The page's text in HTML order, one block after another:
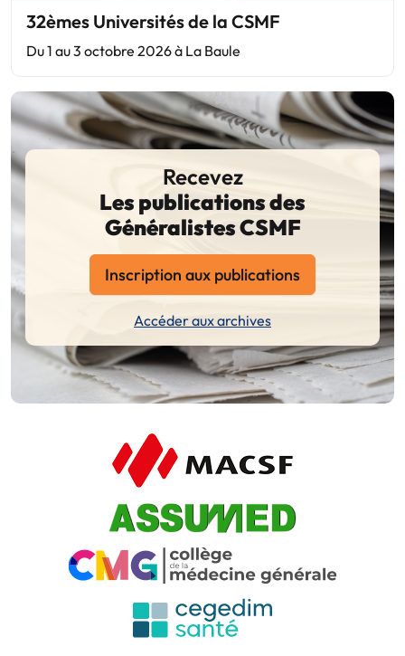
32èmes Universités de la CSMF
Du 1 au 3 octobre 2026 à La Baule
Recevez
Les publications des
Généralistes CSMF
Inscription aux publications
Accéder aux archives